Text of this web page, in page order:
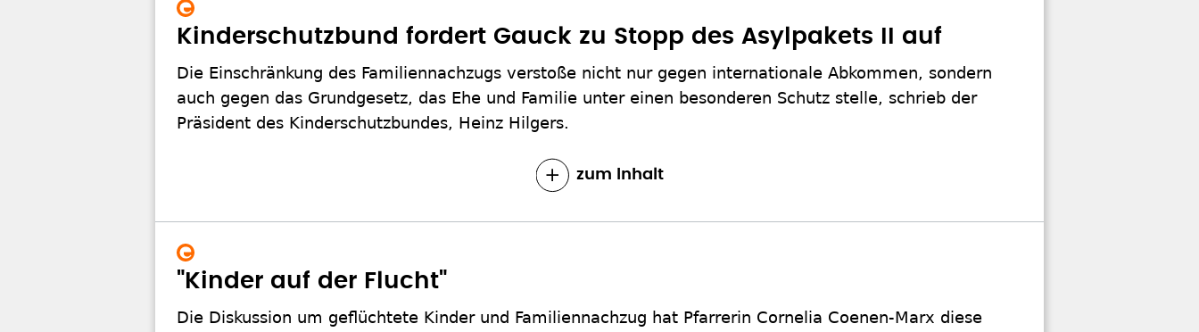
Kinderschutzbund fordert Gauck zu Stopp des Asylpakets II auf
Die Einschränkung des Familiennachzugs verstoße nicht nur gegen internationale Abkommen, sondern
auch gegen das Grundgesetz, das Ehe und Familie unter einen besonderen Schutz stelle, schrieb der
Präsident des Kinderschutzbundes, Heinz Hilgers.
zum Inhalt
"Kinder auf der Flucht"
Die Diskussion um geflüchtete Kinder und Familiennachzug hat Pfarrerin Cornelia Coenen-Marx diese